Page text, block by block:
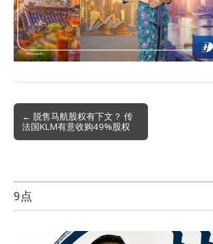
Post
navigation
← 脱售马航股权有下文？ 传
法国KLM有意收购49%股权
9点